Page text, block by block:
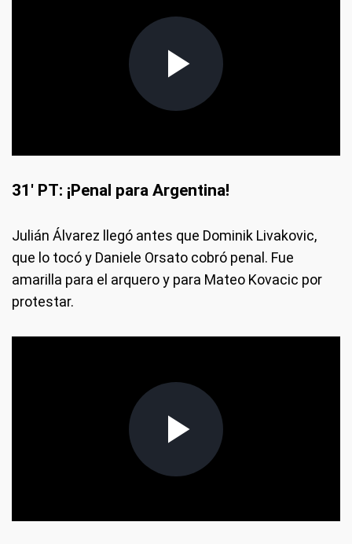
31' PT: ¡Penal para Argentina!
Julián Álvarez llegó antes que Dominik Livakovic,
que lo tocó y Daniele Orsato cobró penal. Fue
amarilla para el arquero y para Mateo Kovacic por
protestar.